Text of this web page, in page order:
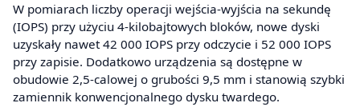
W pomiarach liczby operacji wejścia-wyjścia na sekundę
(IOPS) przy użyciu 4-kilobajtowych bloków, nowe dyski
uzyskały nawet 42 000 IOPS przy odczycie i 52 000 IOPS
przy zapisie. Dodatkowo urządzenia są dostępne w
obudowie 2,5-calowej o grubości 9,5 mm i stanowią szybki
zamiennik konwencjonalnego dysku twardego.